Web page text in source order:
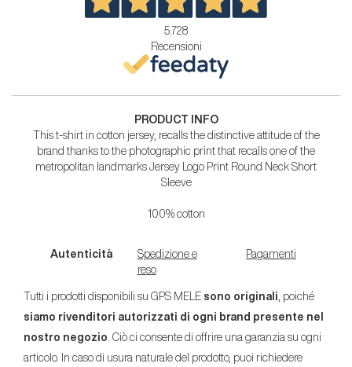
5.728
Recensioni
PRODUCT INFO
This t-shirt in cotton jersey, recalls the distinctive attitude of the
brand thanks to the photographic print that recalls one of the
metropolitan landmarks Jersey Logo Print Round Neck Short
Sleeve
100% cotton
Autenticità
Spedizione e
reso
Pagamenti
Tutti i prodotti disponibili su GPS MELE sono originali , poiché
siamo rivenditori autorizzati di ogni brand presente nel
nostro negozio . Ciò ci consente di offrire una garanzia su ogni
articolo. In caso di usura naturale del prodotto, puoi richiedere